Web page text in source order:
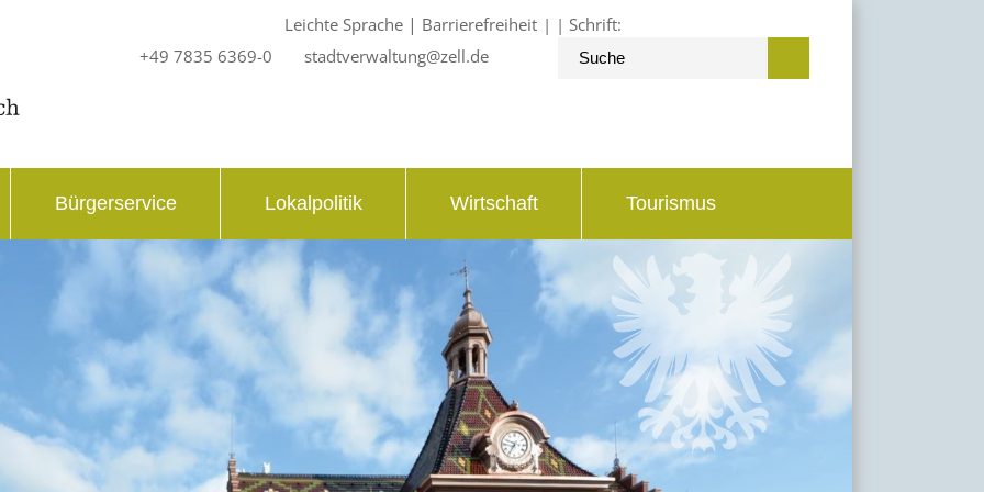
+49 7835 6369-0 stadtverwaltung@zell.de
Leichte Sprache| Barrierefreiheit Schrift:
Bürgerservice Lokalpolitik Wirtschaft Tourismus